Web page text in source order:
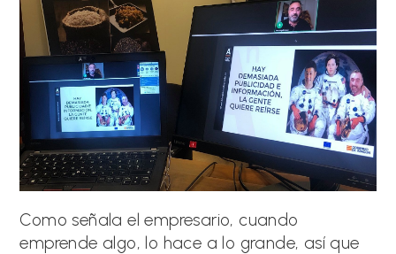
Como señala el empresario, cuando
emprende algo, lo hace a lo grande, así que